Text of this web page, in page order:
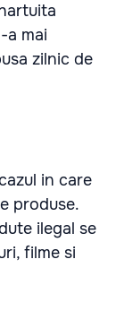
a mai
zilnic de
in care
produse.
ilegal se
filme si